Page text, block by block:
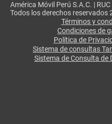
América Móvil Perú S.A.C. |
Todos los derechos reservados
Términos y
Condiciones de
Política de
Sistema de consultas
Sistema de Consulta de